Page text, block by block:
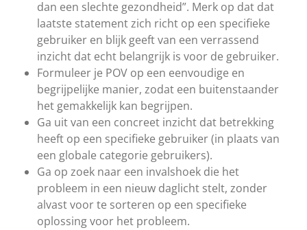
dan een slechte gezondheid”. Merk op dat dat
laatste statement zich richt op een specifieke
gebruiker en blijk geeft van een verrassend
inzicht dat echt belangrijk is voor de gebruiker.
Formuleer je POV op een eenvoudige en
begrijpelijke manier, zodat een buitenstaander
het gemakkelijk kan begrijpen.
Ga uit van een concreet inzicht dat betrekking
heeft op een specifieke gebruiker (in plaats van
een globale categorie gebruikers).
Ga op zoek naar een invalshoek die het
probleem in een nieuw daglicht stelt, zonder
alvast voor te sorteren op een specifieke
oplossing voor het probleem.